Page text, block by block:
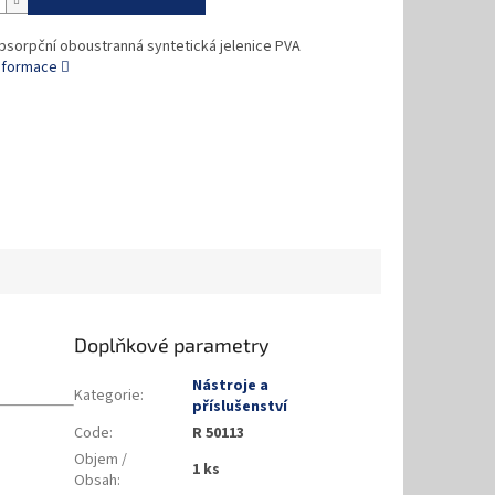
oboustranná syntetická jelenice PVA
Doplňkové parametry
Kategorie:
Nástroje a
příslušenství
Code:
R 50113
Objem /
Obsah: 1 ks